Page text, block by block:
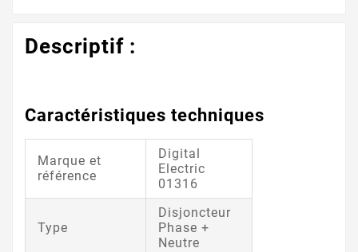
Descriptif :
Caractéristiques techniques
Marque et
référence
Digital
Electric
01316
Type
Disjoncteur
Phase +
Neutre